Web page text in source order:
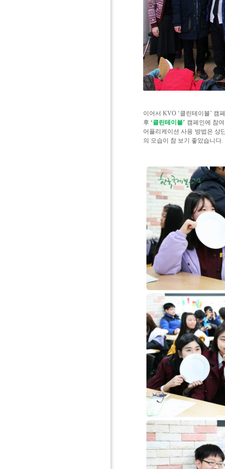
이어서 KVO ‘클린테이블’ 캠
후 ‘클린테이블’ 캠페인에 참
어플리케이션 사용 방법은 상
의 모습이 참 보기 좋았습니다.